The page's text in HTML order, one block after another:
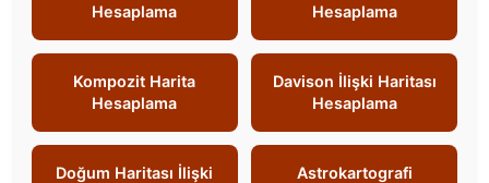
Hesaplama
Hesaplama
Kompozit Harita
Hesaplama
Davison İlişki Haritası
Hesaplama
Doğum Haritası İlişki
Astrokartografi